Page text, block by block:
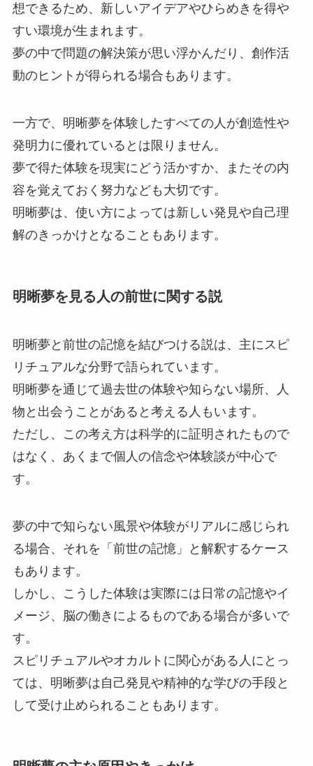
想できるため、新しいアイデアやひらめきを得や
すい環境が生まれます。
夢の中で問題の解決策が思い浮かんだり、創作活
動のヒントが得られる場合もあります。
一方で、明晰夢を体験したすべての人が創造性や
発明力に優れているとは限りません。
夢で得た体験を現実にどう活かすか、またその内
容を覚えておく努力なども大切です。
明晰夢は、使い方によっては新しい発見や自己理
解のきっかけとなることもあります。
明晰夢を見る人の前世に関する説
明晰夢と前世の記憶を結びつける説は、主にスピ
リチュアルな分野で語られています。
明晰夢を通じて過去世の体験や知らない場所、人
物と出会うことがあると考える人もいます。
ただし、この考え方は科学的に証明されたもので
はなく、あくまで個人の信念や体験談が中心で
す。
夢の中で知らない風景や体験がリアルに感じられ
る場合、それを「前世の記憶」と解釈するケース
もあります。
しかし、こうした体験は実際には日常の記憶やイ
メージ、脳の働きによるものである場合が多いで
す。
スピリチュアルやオカルトに関心がある人にとっ
ては、明晰夢は自己発見や精神的な学びの手段と
して受け止められることもあります。